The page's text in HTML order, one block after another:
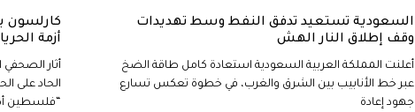
السعودية تستعيد تدفق النفط وسط تهديدات
وقف إطلاق النار الهش
أعلنت المملكة العربية السعودية استعادة كامل طاقة الضخ
عبر خط الأنابيب بين الشرق والغرب، في خطوة تعكس تسارع
جهود إعادة
كارلسون
أزمة
أثار
الحاد على
“فلسطين